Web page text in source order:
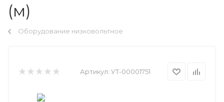
(м)
Оборудование низковольтное
Артикул: УТ-00001751